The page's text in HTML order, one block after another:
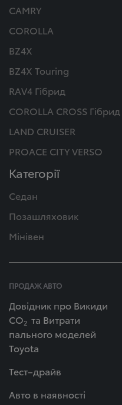
CAMRY
COROLLA
BZ4X
BZ4X Touring
RAV4 Гібрид
COROLLA CROSS Гібрид
LAND CRUISER
PROACE CITY VERSO
Категорії
Седан
Позашляховик
Мінівен
ПРОДАЖ АВТО
Довідник про Викиди
СО2 та Витрати
пального моделей
Toyota
Тест–драйв
Авто в наявності